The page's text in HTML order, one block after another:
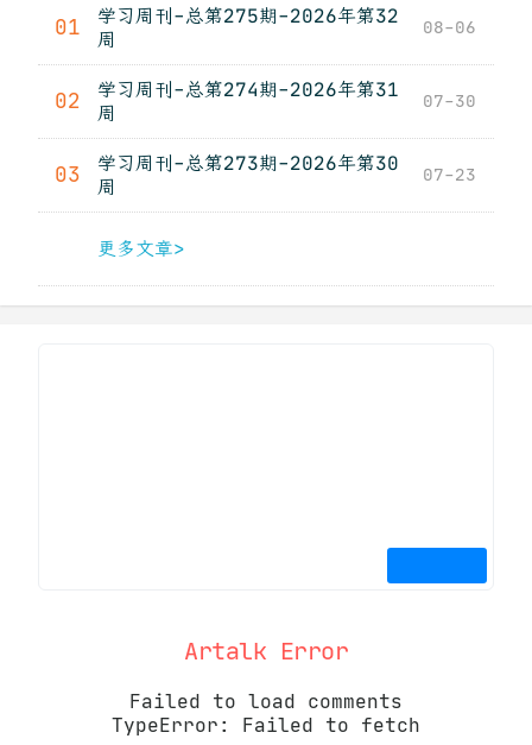
01
学习周刊-总第275期-2026年第32
周
08-06
02
学习周刊-总第274期-2026年第31
周
07-30
03
学习周刊-总第273期-2026年第30
周
07-23
更多文章>
Artalk Error
Failed to load comments
TypeError: Failed to fetch